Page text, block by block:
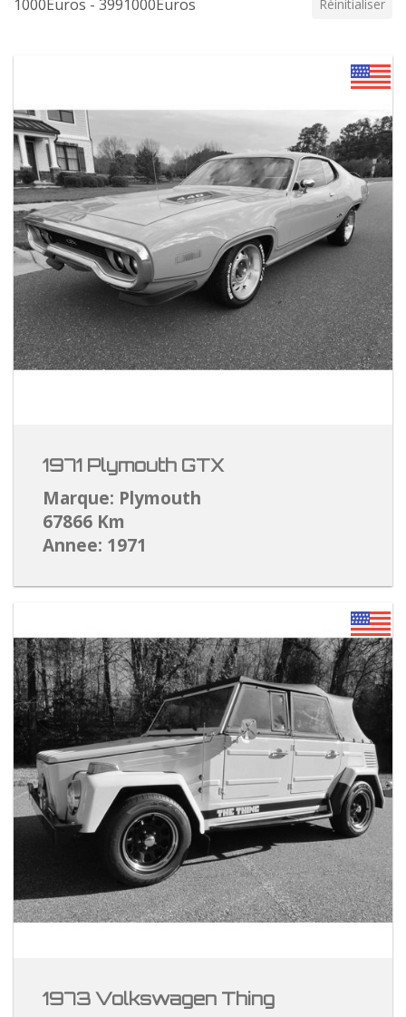
1000Euros - 3991000Euros Réinitialiser
1971 Plymouth GTX
Marque: Plymouth
67866 Km
Annee: 1971
1973 Volkswagen Thing